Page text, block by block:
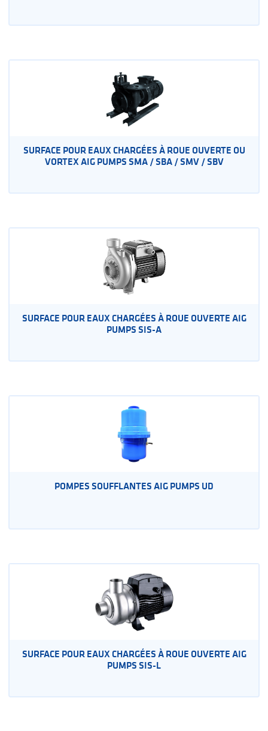
SURFACE POUR EAUX CHARGÉES À ROUE OUVERTE OU
VORTEX AIG PUMPS SMA / SBA / SMV / SBV
SURFACE POUR EAUX CHARGÉES À ROUE OUVERTE AIG
PUMPS SIS-A
POMPES SOUFFLANTES AIG PUMPS UD
SURFACE POUR EAUX CHARGÉES À ROUE OUVERTE AIG
PUMPS SIS-L